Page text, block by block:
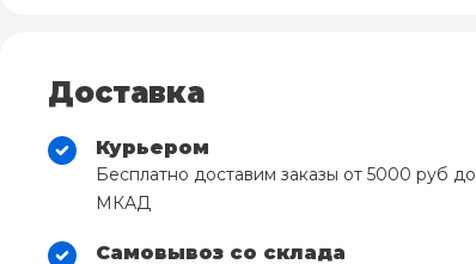
Доставка
Курьером
Бесплатно доставим заказы от 5000 руб до
МКАД
Самовывоз со склада